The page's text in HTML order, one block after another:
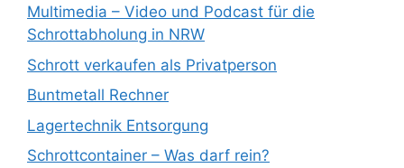
Multimedia – Video und Podcast für die
Schrottabholung in NRW
Schrott verkaufen als Privatperson
Buntmetall Rechner
Lagertechnik Entsorgung
Schrottcontainer – Was darf rein?